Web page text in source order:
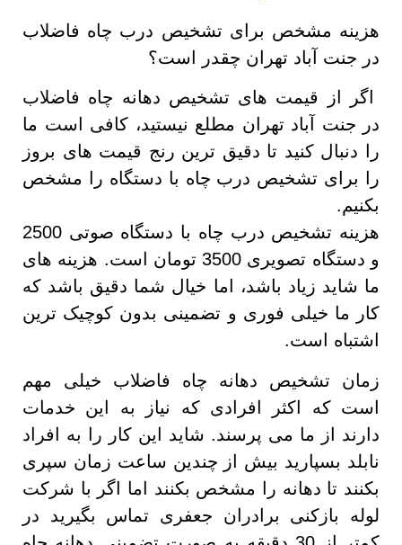
هزینه مشخص برای تشخیص درب چاه فاضلاب
در جنت آباد تهران چقدر است؟
اگر از قیمت های تشخیص دهانه چاه فاضلاب
در جنت آباد تهران مطلع نیستید، کافی است ما
را دنبال کنید تا دقیق ترین رنج قیمت های بروز
را برای تشخیص درب چاه با دستگاه را مشخص
بکنیم.
هزینه تشخیص درب چاه با دستگاه صوتی 2500
و دستگاه تصویری 3500 تومان است. هزینه های
ما شاید زیاد باشد، اما خیال شما دقیق باشد که
کار ما خیلی فوری و تضمینی بدون کوچیک ترین
اشتباه است.
زمان تشخیص دهانه چاه فاضلاب خیلی مهم
است که اکثر افرادی که نیاز به این خدمات
دارند از ما می پرسند. شاید این کار را به افراد
نابلد بسپارید بیش از چندین ساعت زمان سپری
بکنند تا دهانه را مشخص بکنند اما اگر با شرکت
لوله بازکنی برادران جعفری تماس بگیرید در